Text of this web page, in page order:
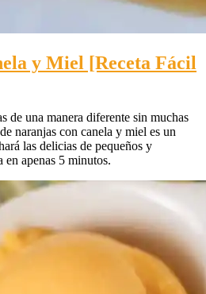
y Miel [Receta Fácil
de una manera diferente sin muchas
naranjas con canela y miel es un
las delicias de pequeños y
en apenas 5 minutos.